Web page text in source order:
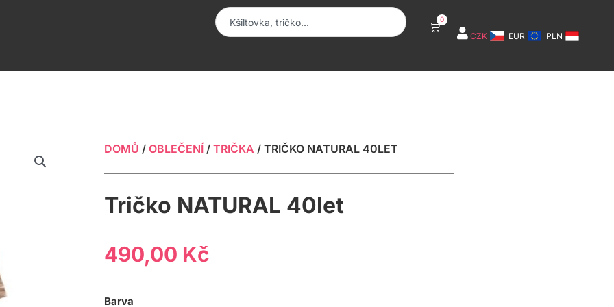
Search 0
Cart
CZK EUR PLN
DOMŮ / OBLEČENÍ / TRIČKA / TRIČKO NATURAL 40LET
Tričko NATURAL 40let
490,00 Kč
Barva
Tričko